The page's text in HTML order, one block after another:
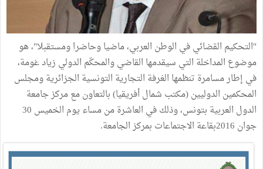
"التحكيم القضائي في الوطن العربي، ماضيا وحاضرا ومستقبلا"، هو
موضوع المداخلة التي سيقدمها القاضي والمحكّم الدولي زياد غومة،
في إطار مسامرة تنظمها الغرفة التجارية التونسية الجزائرية ومجلس
المحكمين الدوليين (مكتب شمال أفريقيا) بالتعاون مع مركز جامعة
الدول العربية بتونس، وذلك في العاشرة من مساء يوم الخميس 30
جوان 2016بقاعة الاجتماعات بمركز الجامعة.